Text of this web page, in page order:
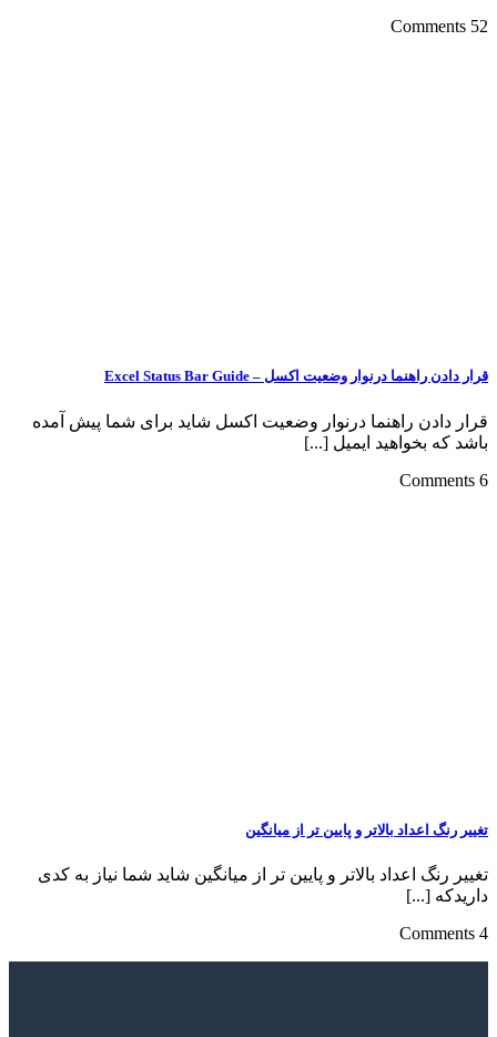
52 Comments
قرار دادن راهنما درنوار وضعیت اکسل – Excel Status Bar Guide
قرار دادن راهنما درنوار وضعیت اکسل شاید برای شما پیش آمده
باشد که بخواهید ایمیل [...]
6 Comments
تغییر رنگ اعداد بالاتر و پایین تر از میانگین
تغییر رنگ اعداد بالاتر و پایین تر از میانگین شاید شما نیاز به کدی
داریدکه [...]
4 Comments